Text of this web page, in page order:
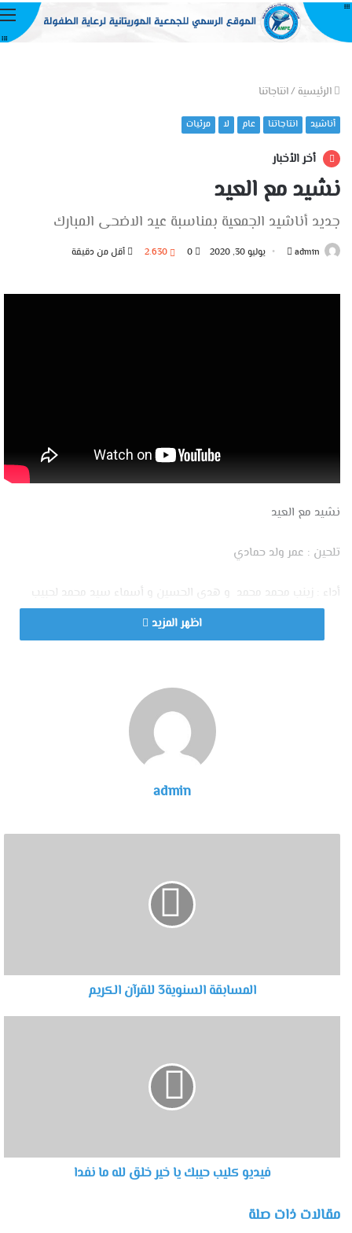
الرئيسية /انتاجاتنا
أناشيد انتاجاتنا عام لا مرئيات
أخر الأخبار
نشيد مع العيد
جديد أناشيد الجمعية بمناسبة عيد الاضحى المبارك
admin
أرسل يوليو 30, 2020 0 2٬630 أقل من دقيقة
نشيد مع العيد
تلحين : عمر ولد حمادي
أداء : زينب محمد محمد و هدى الحسين و أسماء سيد محمد لحبيب
اظهر المزيد
admin
المسابقة السنوية3 للقرآن الكريم
فيديو كليب حيبك يا خير خلق لله ما نفدا
مقالات ذات صلة